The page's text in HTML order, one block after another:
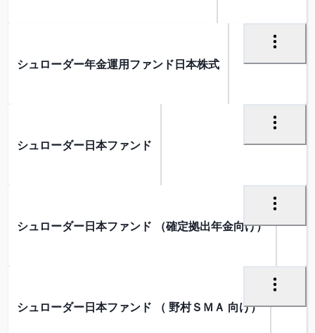
シュローダー年金運用ファンド日本株式
シュローダー日本ファンド
シュローダー日本ファンド （確定拠出年金向け）
シュローダー日本ファンド （ 野村ＳＭＡ 向け）